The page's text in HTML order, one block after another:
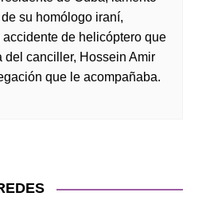
su homólogo iraní,
de helicóptero que
del canciller, Hossein Amir
que le acompañaba.